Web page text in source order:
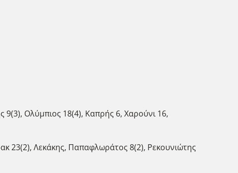
9(3), Ολύμπιος 18(4), Καπρής 6, Χαρούνι 16,
23(2), Λεκάκης, Παπαφλωράτος 8(2), Ρεκουνιώτης